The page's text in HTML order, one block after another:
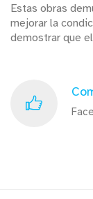
Estas obras
mejorar la
demostrar que